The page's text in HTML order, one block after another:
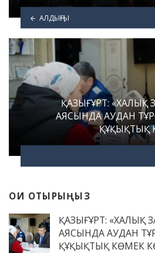
АЛДЫҢҒЫ
ҚАЗЫҒҰРТ: «ХАЛЫҚ
АЯСЫНДА АУДАН
ҚҰҚЫҚТЫҚ
ОҚИ ОТЫРЫҢЫЗ
ҚАЗЫҒҰРТ: «ХАЛЫҚ
АЯСЫНДА АУДАН
ҚҰҚЫҚТЫҚ КӨМЕК